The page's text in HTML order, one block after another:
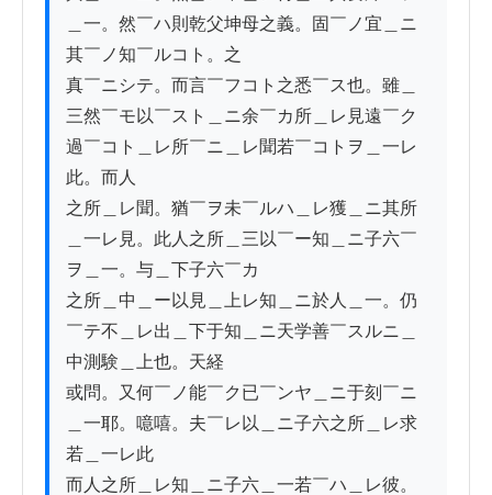
＿一。然￣ハ則乾父坤母之義。固￣ノ宜＿ニ
其￣ノ知￣ルコト。之
真￣ニシテ。而言￣フコト之悉￣ス也。雖＿
三然￣モ以￣スト＿ニ余￣カ所＿レ見遠￣ク
過￣コト＿レ所￣ニ＿レ聞若￣コトヲ＿一レ
此。而人
之所＿レ聞。猶￣ヲ未￣ルハ＿レ獲＿ニ其所
＿一レ見。此人之所＿三以￣ー知＿ニ子六￣
ヲ＿一。与＿下子六￣カ
之所＿中＿ー以見＿上レ知＿ニ於人＿一。仍
￣テ不＿レ出＿下于知＿ニ天学善￣スルニ＿
中測験＿上也。天経
或問。又何￣ノ能￣ク已￣ンヤ＿ニ于刻￣ニ
＿一耶。噫嘻。夫￣レ以＿ニ子六之所＿レ求
若＿一レ此
而人之所＿レ知＿ニ子六＿一若￣ハ＿レ彼。